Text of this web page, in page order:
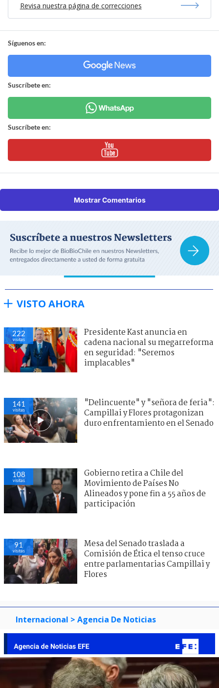
Revisa nuestra página de correcciones
Síguenos en:
Suscríbete en:
Suscríbete en:
Mostrar Comentarios
VISTO AHORA
222
visitas
Presidente Kast anuncia en
cadena nacional su megarreforma
en seguridad: "Seremos
implacables"
141
visitas
"Delincuente" y "señora de feria":
Campillai y Flores protagonizan
duro enfrentamiento en el Senado
108
visitas
Gobierno retira a Chile del
Movimiento de Países No
Alineados y pone fin a 55 años de
participación
91
visitas
Mesa del Senado traslada a
Comisión de Ética el tenso cruce
entre parlamentarias Campillai y
Flores
Internacional > Agencia De Noticias